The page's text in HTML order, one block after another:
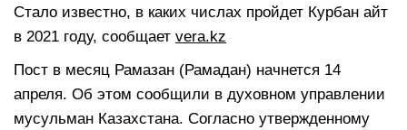
Стало известно, в каких числах пройдет Курбан айт
в 2021 году, сообщает vera.kz
Пост в месяц Рамазан (Рамадан) начнется 14
апреля. Об этом сообщили в духовном управлении
мусульман Казахстана. Согласно утвержденному